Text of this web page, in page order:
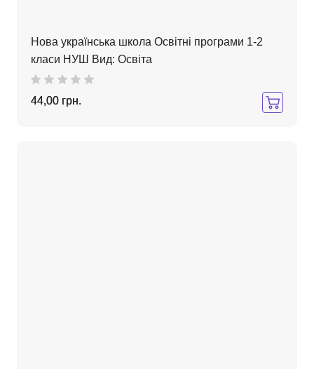
Нова українська школа Освітні програми 1-2
класи НУШ Вид: Освіта
44,00 грн.